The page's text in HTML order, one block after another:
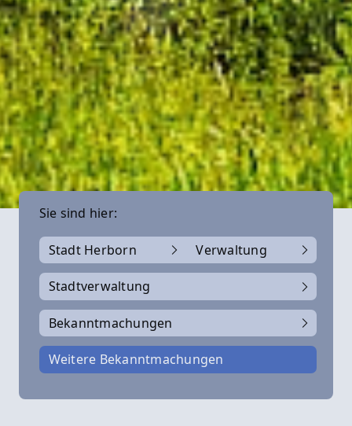
Sie sind hier:
Stadt Herborn Verwaltung
Stadtverwaltung
Bekanntmachungen
Weitere Bekanntmachungen